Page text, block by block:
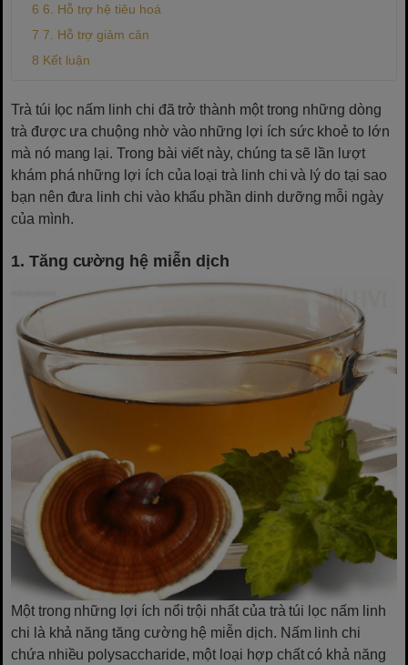
6. Hỗ trợ hệ tiêu hoá
7. Hỗ trợ giảm cân
Kết luận
Trà túi lọc nấm linh chi đã trở thành một trong những dòng
trà được ưa chuộng nhờ vào những lợi ích sức khoẻ to lớn
mà nó mang lại. Trong bài viết này, chúng ta sẽ lần lượt
khám phá những lợi ích của loại trà linh chi và lý do tại sao
bạn nên đưa linh chi vào khẩu phần dinh dưỡng mỗi ngày
của mình.
1. Tăng cường hệ miễn dịch
Một trong những lợi ích nổi trội nhất của trà túi lọc nấm linh
chi là khả năng tăng cường hệ miễn dịch. Nấm linh chi
chứa nhiều polysaccharide, một loại hợp chất có khả năng